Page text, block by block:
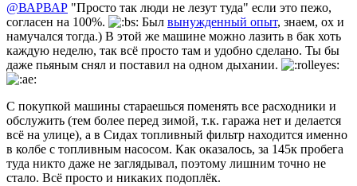
@ВАРВАР "Просто так люди не лезут туда" если это пежо,
согласен на 100%.
Был вынужденный опыт, знаем, ох и
намучался тогда.) В этой же машине можно лазить в бак хоть
каждую неделю, так всё просто там и удобно сделано. Ты бы
даже пьяным снял и поставил на одном дыхании.
С покупкой машины стараешься поменять все расходники и
обслужить (тем более перед зимой, т.к. гаража нет и делается
всё на улице), а в Сидах топливный фильтр находится именно
в колбе с топливным насосом. Как оказалось, за 145к пробега
туда никто даже не заглядывал, поэтому лишним точно не
стало. Всё просто и никаких подоплёк.